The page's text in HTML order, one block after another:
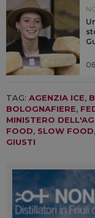
TAG: AGENZIA ICE,
BOLOGNAFIERE,
MINISTERO
FOOD, SLOW FOOD,
GIUSTI